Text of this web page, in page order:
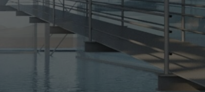
tendo o cidadão como foco.